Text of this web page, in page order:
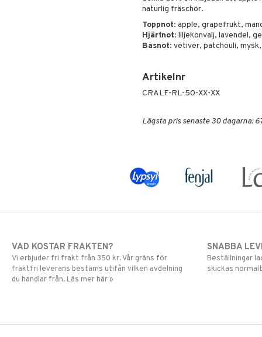
naturlig fräschör.
Toppnot: äpple, grapefrukt,
Hjärtnot: liljekonvalj, lavendel,
Basnot: vetiver, patchouli,
Artikelnr
CRALF-RL-50-XX-XX
Lägsta pris senaste 30 dagarna:
VAD KOSTAR FRAKTEN?
Vi erbjuder fri frakt från 350 kr. Vår gräns för
fraktfri leverans bestäms utifån vilken avdelning
du handlar från. Läs mer här »
SNABBA
Beställningar
skickas